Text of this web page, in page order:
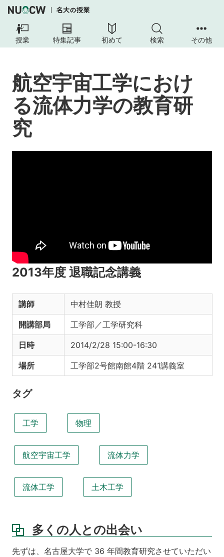
授業 特集記事 初めて 検索 その他
航空宇宙工学におけ
る流体力学の教育研
究
2013年度 退職記念講義
講師 中村佳朗 教授
開講部局 工学部／工学研究科
日時 2014/2/28 15:00-16:30
場所 工学部2号館南館4階 241講義室
タグ
工学 物理
航空宇宙工学 流体力学
流体工学 土木工学
多くの人との出会い
先ずは、名古屋大学で 36 年間教育研究させていただい